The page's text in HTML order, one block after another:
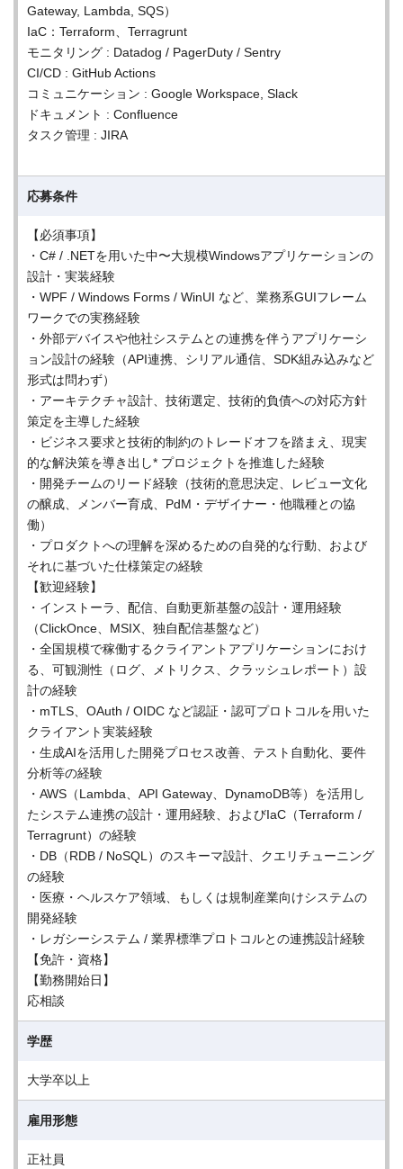
Gateway, Lambda, SQS）
IaC：Terraform、Terragrunt
モニタリング : Datadog / PagerDuty / Sentry
CI/CD : GitHub Actions
コミュニケーション : Google Workspace, Slack
ドキュメント : Confluence
タスク管理 : JIRA
応募条件
【必須事項】
・C# / .NETを用いた中〜大規模Windowsアプリケーションの
設計・実装経験
・WPF / Windows Forms / WinUI など、業務系GUIフレーム
ワークでの実務経験
・外部デバイスや他社システムとの連携を伴うアプリケーシ
ョン設計の経験（API連携、シリアル通信、SDK組み込みなど
形式は問わず）
・アーキテクチャ設計、技術選定、技術的負債への対応方針
策定を主導した経験
・ビジネス要求と技術的制約のトレードオフを踏まえ、現実
的な解決策を導き出し* プロジェクトを推進した経験
・開発チームのリード経験（技術的意思決定、レビュー文化
の醸成、メンバー育成、PdM・デザイナー・他職種との協
働）
・プロダクトへの理解を深めるための自発的な行動、および
それに基づいた仕様策定の経験
【歓迎経験】
・インストーラ、配信、自動更新基盤の設計・運用経験
（ClickOnce、MSIX、独自配信基盤など）
・全国規模で稼働するクライアントアプリケーションにおけ
る、可観測性（ログ、メトリクス、クラッシュレポート）設
計の経験
・mTLS、OAuth / OIDC など認証・認可プロトコルを用いた
クライアント実装経験
・生成AIを活用した開発プロセス改善、テスト自動化、要件
分析等の経験
・AWS（Lambda、API Gateway、DynamoDB等）を活用し
たシステム連携の設計・運用経験、およびIaC（Terraform /
Terragrunt）の経験
・DB（RDB / NoSQL）のスキーマ設計、クエリチューニング
の経験
・医療・ヘルスケア領域、もしくは規制産業向けシステムの
開発経験
・レガシーシステム / 業界標準プロトコルとの連携設計経験
【免許・資格】
【勤務開始日】
応相談
学歴
大学卒以上
雇用形態
正社員